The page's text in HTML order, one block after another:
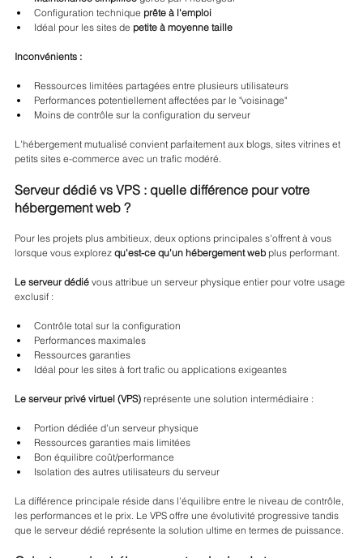
Configuration technique prête à l'emploi
Idéal pour les sites de petite à moyenne taille
Inconvénients :
Ressources limitées partagées entre plusieurs utilisateurs
Performances potentiellement affectées par le "voisinage"
Moins de contrôle sur la configuration du serveur
L'hébergement mutualisé convient parfaitement aux blogs, sites vitrines et
petits sites e-commerce avec un trafic modéré.
Serveur dédié vs VPS : quelle différence pour votre
hébergement web ?
Pour les projets plus ambitieux, deux options principales s'offrent à vous
lorsque vous explorez qu'est-ce qu'un hébergement web plus performant.
Le serveur dédié vous attribue un serveur physique entier pour votre usage
exclusif :
Contrôle total sur la configuration
Performances maximales
Ressources garanties
Idéal pour les sites à fort trafic ou applications exigeantes
Le serveur privé virtuel (VPS) représente une solution intermédiaire :
Portion dédiée d'un serveur physique
Ressources garanties mais limitées
Bon équilibre coût/performance
Isolation des autres utilisateurs du serveur
La différence principale réside dans l'équilibre entre le niveau de contrôle,
les performances et le prix. Le VPS offre une évolutivité progressive tandis
que le serveur dédié représente la solution ultime en termes de puissance.